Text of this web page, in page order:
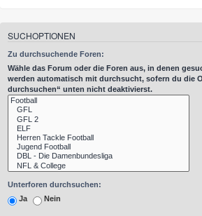
SUCHOPTIONEN
Zu durchsuchende Foren:
Wähle das Forum oder die Foren aus, in denen
werden automatisch mit durchsucht, sofern du die
durchsuchen“ unten nicht deaktivierst.
Unterforen durchsuchen:
Ja
Nein